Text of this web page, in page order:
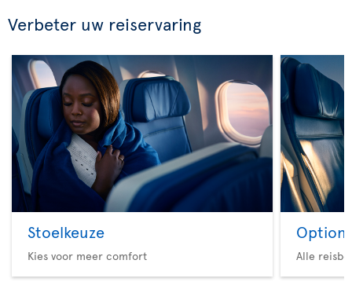
Verbeter uw reiservaring
Stoelkeuze
Kies voor meer comfort
Option
Alle